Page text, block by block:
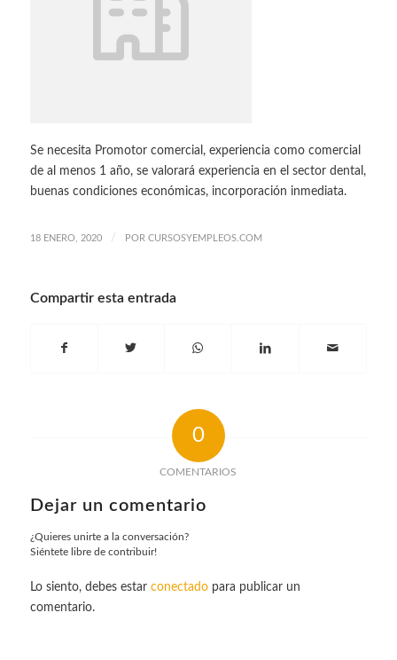
Se necesita Promotor comercial, experiencia como comercial
de al menos 1 año, se valorará experiencia en el sector dental,
buenas condiciones económicas, incorporación inmediata.
18 ENERO, 2020 / POR CURSOSYEMPLEOS.COM
Compartir esta entrada
0
COMENTARIOS
Dejar un comentario
¿Quieres unirte a la conversación?
Siéntete libre de contribuir!
Lo siento, debes estar conectadopara publicar un
comentario.